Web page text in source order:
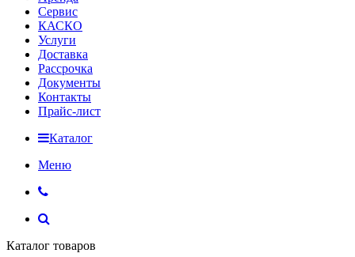
Сервис
КАСКО
Услуги
Доставка
Рассрочка
Документы
Контакты
Прайс-лист
Каталог
Меню
Каталог товаров